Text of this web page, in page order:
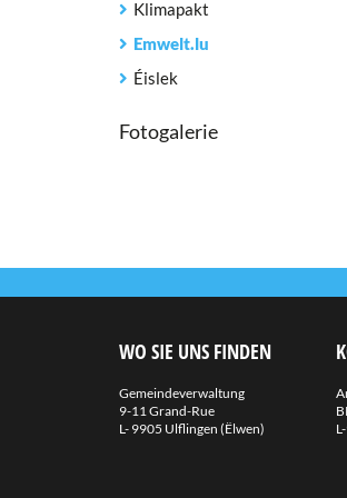
Klimapakt
Emwelt.lu
Éislek
Fotogalerie
WO SIE UNS FINDEN
Gemeindeverwaltung
9-11 Grand-Rue
L- 9905 Ulflingen (Ëlwen)